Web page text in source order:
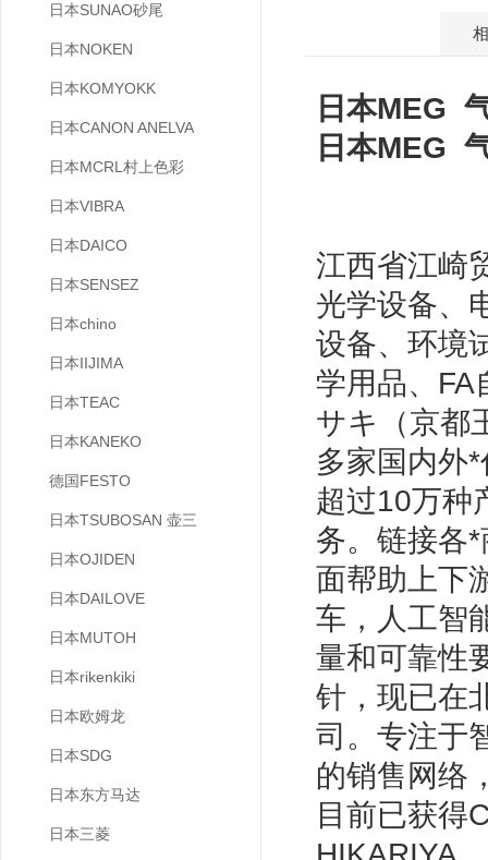
日本SUNAO砂尾
日本NOKEN
日本KOMYOKK
日本CANON ANELVA
日本MCRL村上色彩
日本VIBRA
日本DAICO
日本SENSEZ
日本chino
日本IIJIMA
日本TEAC
日本KANEKO
德国FESTO
日本TSUBOSAN 壶三
日本OJIDEN
日本DAILOVE
日本MUTOH
日本rikenkiki
日本欧姆龙
日本SDG
日本东方马达
日本三菱
日本MEG
日本MEG
江西省江崎
光学设备、
设备、环境
学用品、FA
サキ（京都
多家国内外
超过10万种
务。链接各
面帮助上下
车，人工智
量和可靠性
针，现已在
司。专注于
的销售网络
目前已获得